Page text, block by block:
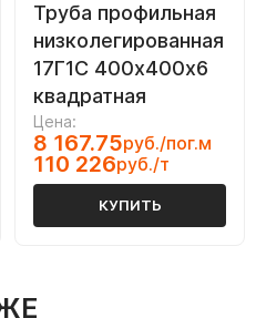
Труба профильная
низколегированная
17Г1С 400х400х6
квадратная
Цена:
8 167.75руб./пог.м
110 226руб./т
КУПИТЬ